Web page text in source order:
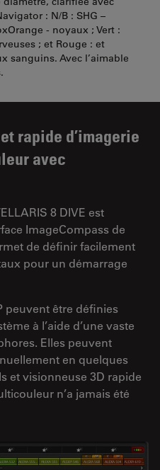
: N/B : SHG –
- noyaux ; Vert :
; et Rouge : et
sanguins. Avec l’aimable
rapide d’imagerie
avec
8 DIVE est
ImageCompass de
de définir facilement
pour un démarrage
peuvent être définies
à l’aide d’une vaste
Elles peuvent
en quelques
et visionneuse 3D rapide
n’a jamais été